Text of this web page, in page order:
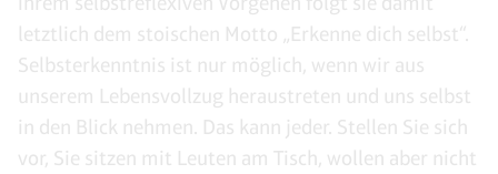
letztlich dem stoischen Motto „Erkenne dich selbst“.
Selbsterkenntnis ist nur möglich, wenn wir aus
unserem Lebensvollzug heraustreten und uns selbst
in den Blick nehmen. Das kann jeder. Stellen Sie sich
vor, Sie sitzen mit Leuten am Tisch, wollen aber nicht